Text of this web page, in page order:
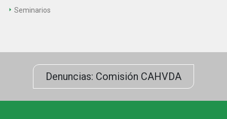
Seminarios
Denuncias: Comisión CAHVDA